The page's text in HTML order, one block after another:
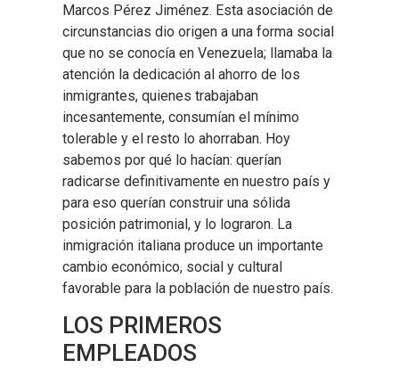
Marcos Pérez Jiménez. Esta asociación de
circunstancias dio origen a una forma social
que no se conocía en Venezuela; llamaba la
atención la dedicación al ahorro de los
inmigrantes, quienes trabajaban
incesantemente, consumían el mínimo
tolerable y el resto lo ahorraban. Hoy
sabemos por qué lo hacían: querían
radicarse definitivamente en nuestro país y
para eso querían construir una sólida
posición patrimonial, y lo lograron. La
inmigración italiana produce un importante
cambio económico, social y cultural
favorable para la población de nuestro país.
LOS PRIMEROS
EMPLEADOS